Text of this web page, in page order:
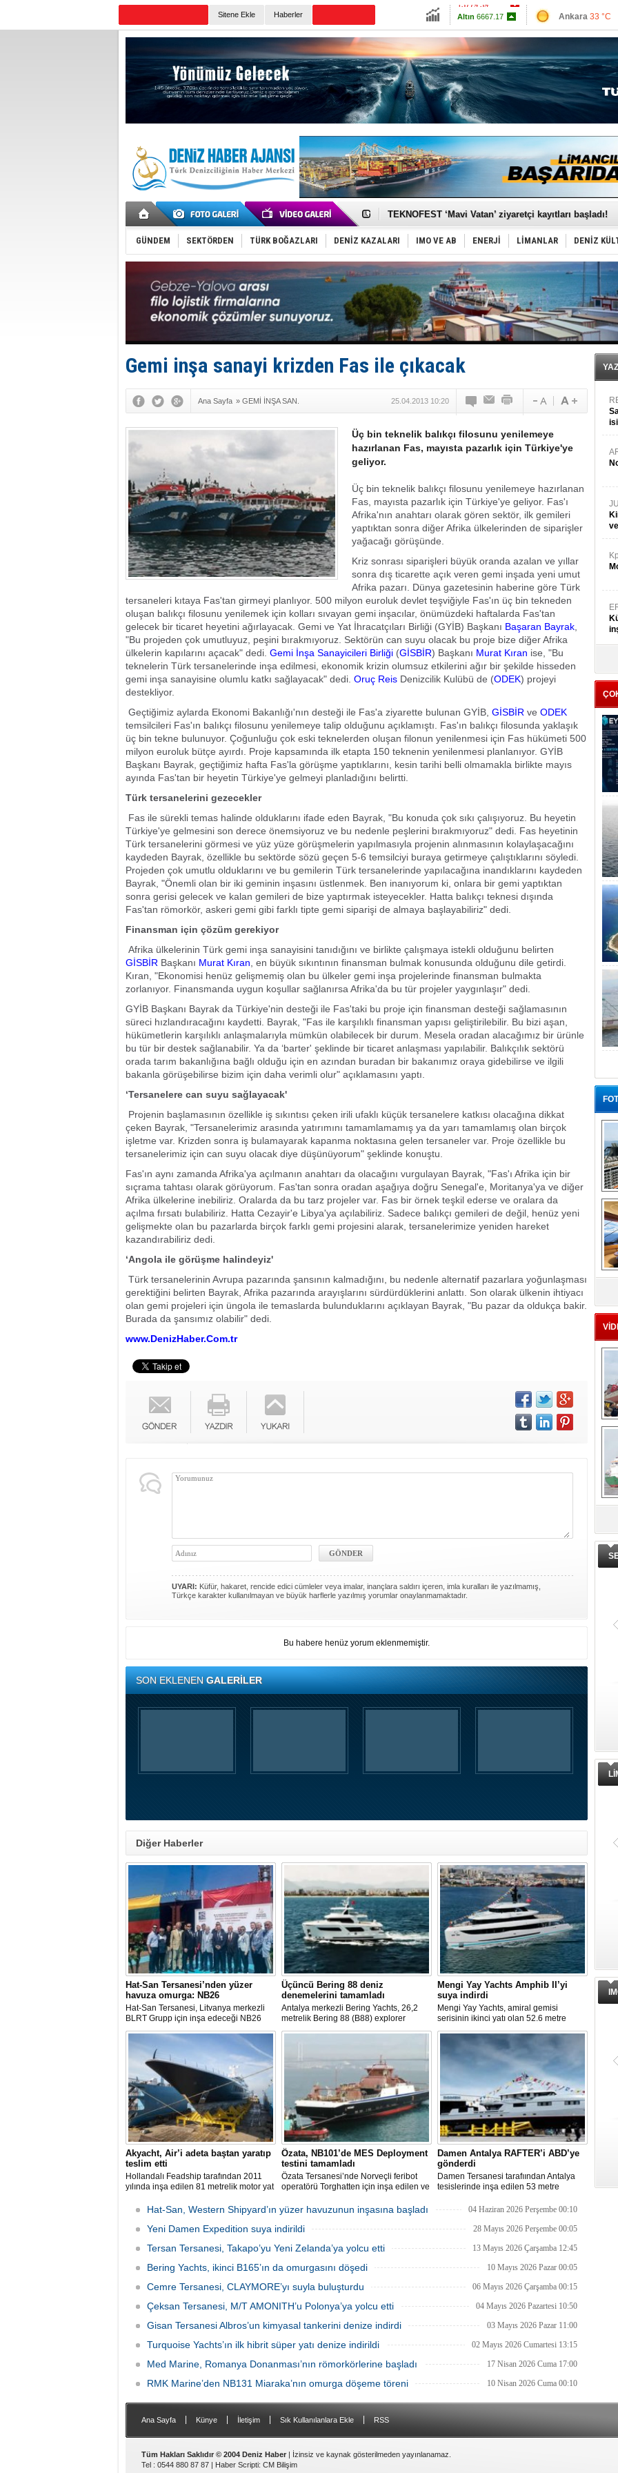
Sitene Ekle Haberler
Altın 6667.17
Euro55.1957
Ankara 33 °C
Antalya31 °C
Muğla 32 °C
Çanakkale 34
TAYK - Eker Olympos Regatta'da ilk start!
TEKNOFEST ‘Mavi Vatan’ ziyaretçi kayıtları başladı!
Tersane işçilerinin direnişi, kazanımla sonuçlandı
İngiliz aktivistler, gemide mahsur kaldı!
FESCO, Karadeniz'de yeni sevkiyat taleplerini
DESE, BIMCO’ya katıldı
GİMBİRDER gemi inşa yan sanayinin sorunlarını
35 milyon TL'lik tekne projesinde karar çıktı
İnsansız cankurtaran ihalesini BlueForge kazandı
Yüzyıl sonra ilk kez dünyaya açılan gizemli ada!
Anadolu Tersanesi EYDEP’te A sertifikası alan ilk
Derince, ILCA Masters Türkiye Şampiyonası’na ev
Tüpraş, ham petrol taşımacılığına 4 yeni tanker daha
İTU AUV, Dünya’da 2. oldu!
GÜNDEM SEKTÖRDEN TÜRK BOĞAZLARI DENİZ KAZALARI IMO VE AB ENERJİ LİMANLAR DENİZ
Gemi inşa sanayi krizden Fas ile çıkacak
Ana Sayfa » GEMİ İNŞA SAN. 25.04.2013 10:20
Üç bin teknelik balıkçı filosunu yenilemeye
hazırlanan Fas, mayısta pazarlık için Türkiye'ye
geliyor.
Üç bin teknelik balıkçı filosunu yenilemeye hazırlanan
Fas, mayısta pazarlık için Türkiye'ye geliyor. Fas'ı
Afrika'nın anahtarı olarak gören sektör, ilk gemileri
yaptıktan sonra diğer Afrika ülkelerinden de siparişler
yağacağı görüşünde.
Kriz sonrası siparişleri büyük oranda azalan ve yıllar
sonra dış ticarette açık veren gemi inşada yeni umut
Afrika pazarı. Dünya gazetesinin haberine göre Türk
tersaneleri kıtaya Fas'tan girmeyi planlıyor. 500 milyon euroluk devlet teşviğiyle Fas'ın üç bin tekneden
oluşan balıkçı filosunu yenilemek için kolları sıvayan gemi inşacılar, önümüzdeki haftalarda Fas'tan
gelecek bir ticaret heyetini ağırlayacak. Gemi ve Yat İhracatçıları Birliği (GYİB) Başkanı Başaran Bayrak
"Bu projeden çok umutluyuz, peşini bırakmıyoruz. Sektörün can suyu olacak bu proje bize diğer Afrika
ülkelerin kapılarını açacak" dedi. Gemi İnşa Sanayicileri Birliği (GİSBİR) Başkanı Murat Kıran ise, "Bu
teknelerin Türk tersanelerinde inşa edilmesi, ekonomik krizin olumsuz etkilerini ağır bir şekilde hisseden
gemi inşa sanayisine olumlu katkı sağlayacak" dedi. Oruç Reis Denizcilik Kulübü de (ODEK) projeyi
destekliyor.
Geçtiğimiz aylarda Ekonomi Bakanlığı'nın desteği ile Fas'a ziyarette bulunan GYİB, GİSBİR ve ODEK
temsilcileri Fas'ın balıkçı filosunu yenilemeye talip olduğunu açıklamıştı. Fas'ın balıkçı filosunda yaklaşık
üç bin tekne bulunuyor. Çoğunluğu çok eski teknelerden oluşan filonun yenilenmesi için Fas hükümeti 500
milyon euroluk bütçe ayırdı. Proje kapsamında ilk etapta 150 teknenin yenilenmesi planlanıyor. GYİB
Başkanı Bayrak, geçtiğimiz hafta Fas'la görüşme yaptıklarını, kesin tarihi belli olmamakla birlikte mayıs
ayında Fas'tan bir heyetin Türkiye'ye gelmeyi planladığını belirtti.
Türk tersanelerini gezecekler
Fas ile sürekli temas halinde olduklarını ifade eden Bayrak, "Bu konuda çok sıkı çalışıyoruz. Bu heyetin
Türkiye'ye gelmesini son derece önemsiyoruz ve bu nedenle peşlerini bırakmıyoruz" dedi. Fas heyetinin
Türk tersanelerini görmesi ve yüz yüze görüşmelerin yapılmasıyla projenin alınmasının kolaylaşacağını
kaydeden Bayrak, özellikle bu sektörde sözü geçen 5-6 temsilciyi buraya getirmeye çalıştıklarını söyledi.
Projeden çok umutlu olduklarını ve bu gemilerin Türk tersanelerinde yapılacağına inandıklarını kaydeden
Bayrak, "Önemli olan bir iki geminin inşasını üstlenmek. Ben inanıyorum ki, onlara bir gemi yaptıktan
sonra gerisi gelecek ve kalan gemileri de bize yaptırmak isteyecekler. Hatta balıkçı teknesi dışında
Fas'tan römorkör, askeri gemi gibi farklı tipte gemi siparişi de almaya başlayabiliriz" dedi.
Finansman için çözüm gerekiyor
Afrika ülkelerinin Türk gemi inşa sanayisini tanıdığını ve birlikte çalışmaya istekli olduğunu belirten
GİSBİR Başkanı Murat Kıran , en büyük sıkıntının finansman bulmak konusunda olduğunu dile getirdi.
Kıran, "Ekonomisi henüz gelişmemiş olan bu ülkeler gemi inşa projelerinde finansman bulmakta
zorlanıyor. Finansmanda uygun koşullar sağlanırsa Afrika'da bu tür projeler yaygınlaşır" dedi.
GYİB Başkanı Bayrak da Türkiye'nin desteği ile Fas'taki bu proje için finansman desteği sağlamasının
süreci hızlandıracağını kaydetti. Bayrak, "Fas ile karşılıklı finansman yapısı geliştirilebilir. Bu bizi aşan,
hükümetlerin karşılıklı anlaşmalarıyla mümkün olabilecek bir durum. Mesela oradan alacağımız bir ürünle
bu tür bir destek sağlanabilir. Ya da ‘barter' şeklinde bir ticaret anlaşması yapılabilir. Balıkçılık sektörü
orada tarım bakanlığına bağlı olduğu için en azından buradan bir bakanımız oraya gidebilirse ve ilgili
bakanla görüşebilirse bizim için daha verimli olur" açıklamasını yaptı.
‘Tersanelere can suyu sağlayacak'
Projenin başlamasının özellikle iş sıkıntısı çeken irili ufaklı küçük tersanelere katkısı olacağına dikkat
çeken Bayrak, "Tersanelerimiz arasında yatırımını tamamlamamış ya da yarı tamamlamış olan birçok
işletme var. Krizden sonra iş bulamayarak kapanma noktasına gelen tersaneler var. Proje özellikle bu
tersanelerimiz için can suyu olacak diye düşünüyorum" şeklinde konuştu.
Fas'ın aynı zamanda Afrika'ya açılmanın anahtarı da olacağını vurgulayan Bayrak, "Fas'ı Afrika için bir
sıçrama tahtası olarak görüyorum. Fas'tan sonra oradan aşağıya doğru Senegal'e, Moritanya'ya ve diğer
Afrika ülkelerine inebiliriz. Oralarda da bu tarz projeler var. Fas bir örnek teşkil ederse ve oralara da
açılma fırsatı bulabiliriz. Hatta Cezayir'e Libya'ya açılabiliriz. Sadece balıkçı gemileri de değil, henüz yeni
gelişmekte olan bu pazarlarda birçok farklı gemi projesini alarak, tersanelerimize yeniden hareket
kazandırabiliriz dedi.
‘Angola ile görüşme halindeyiz'
Türk tersanelerinin Avrupa pazarında şansının kalmadığını, bu nedenle alternatif pazarlara yoğunlaşması
gerektiğini belirten Bayrak, Afrika pazarında arayışlarını sürdürdüklerini anlattı. Son olarak ülkenin ihtiyacı
olan gemi projeleri için üngola ile temaslarda bulunduklarını açıklayan Bayrak, "Bu pazar da oldukça bakir.
Burada da şansımız olabilir" dedi.
www.DenizHaber.Com.tr
UYARI: Küfür, hakaret, rencide edici cümleler veya imalar, inançlara saldırı içeren, imla kuralları ile yazılmamış,
Türkçe karakter kullanılmayan ve büyük harflerle yazılmış yorumlar onaylanmamaktadır.
Bu habere henüz yorum eklenmemiştir.
SON EKLENENGALERİLER
Diğer Haberler
Hat-San Tersanesi’nden yüzer
havuza omurga: NB26
Hat-San Tersanesi, Litvanya merkezli
BLRT Grupp için inşa edeceği NB26
inşa numaralı yüzer havuzun omurga
yerleştirme törenini Yalova’daki
tersanesinde gerçekleştirdi.
Üçüncü Bering 88 deniz
denemelerini tamamladı
Antalya merkezli Bering Yachts, 26,2
metrelik Bering 88 (B88) explorer
serisinin üçüncü teknesinin ilk deniz
Mengi Yay Yachts Amphib II’yi
suya indirdi
Mengi Yay Yachts, amiral gemisi
serisinin ikinci yatı olan 52.6 metre
uzunluğundaki Amphib II’yi,
İstanbul’daki Tuzla tersanelerinde
başarıyla denize indirildi.
Akyacht, Air’i adeta baştan yaratıp
teslim etti
Hollandalı Feadship tarafından 2011
yılında inşa edilen 81 metrelik motor yat
tersanesindeki büyük refit (yenileme)
Özata, NB101’de MES Deployment
testini tamamladı
Özata Tersanesi’nde Norveçli feribot
operatörü Torghatten için inşa edilen ve
gemide gerçekleştirilen MES (Marine
Evacuation System) Deployment Testi
başarıyla tamamlandı.
Damen Antalya RAFTER’i ABD’ye
gönderdi
Damen Tersanesi tarafıından Antalya
tesislerinde inşa edilen 53 metre
gemisi ABD’ye doğru yola çıktı.
Hat-San, Western Shipyard’ın yüzer havuzunun inşasına başladı 04 Haziran 2026 Perşembe 00:10
Yeni Damen Expedition suya indirildi 28 Mayıs 2026 Perşembe 00:05
Tersan Tersanesi, Takapo’yu Yeni Zelanda’ya yolcu etti 13 Mayıs 2026 Çarşamba 12:45
Bering Yachts, ikinci B165’ın da omurgasını döşedi 10 Mayıs 2026 Pazar 00:05
Cemre Tersanesi, CLAYMORE’yı suyla buluşturdu 06 Mayıs 2026 Çarşamba 00:15
Çeksan Tersanesi, M/T AMONITH’u Polonya’ya yolcu etti 04 Mayıs 2026 Pazartesi 10:50
Gisan Tersanesi Albros’un kimyasal tankerini denize indirdi 03 Mayıs 2026 Pazar 11:00
Turquoise Yachts’ın ilk hibrit süper yatı denize indirildi 02 Mayıs 2026 Cumartesi 13:15
Med Marine, Romanya Donanması’nın römorkörlerine başladı 17 Nisan 2026 Cuma 17:00
RMK Marine’den NB131 Miaraka’nın omurga döşeme töreni 10 Nisan 2026 Cuma 00:10
Ana Sayfa Künye İletişim Sık Kullanılanlara Ekle RSS
Tüm Hakları Saklıdır © 2004 Deniz Haber | İzinsiz ve kaynak gösterilmeden yayınlanamaz.
Tel : 0544 880 87 87 | Haber Scripti: CM Bilişim